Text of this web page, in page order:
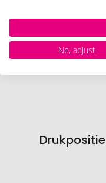
Drukpositie
No, adjust